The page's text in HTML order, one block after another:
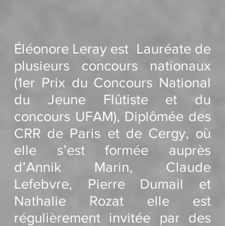
Éléonore Leray est Lauréate de
plusieurs concours nationaux
(1er Prix du Concours National
du Jeune Flûtiste et du
concours UFAM), Diplômée des
CRR de Paris et de Cergy, où
elle s’est formée auprès
d’Annik Marin, Claude
Lefebvre, Pierre Dumail et
Nathalie Rozat elle est
régulièrement invitée par des